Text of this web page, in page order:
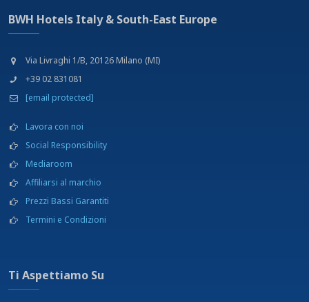
BWH Hotels Italy & South-East Europe
Via Livraghi 1/B, 20126 Milano (MI)
+39 02 831081
[email protected]
Lavora con noi
Social Responsibility
Mediaroom
Affiliarsi al marchio
Prezzi Bassi Garantiti
Termini e Condizioni
Ti Aspettiamo Su